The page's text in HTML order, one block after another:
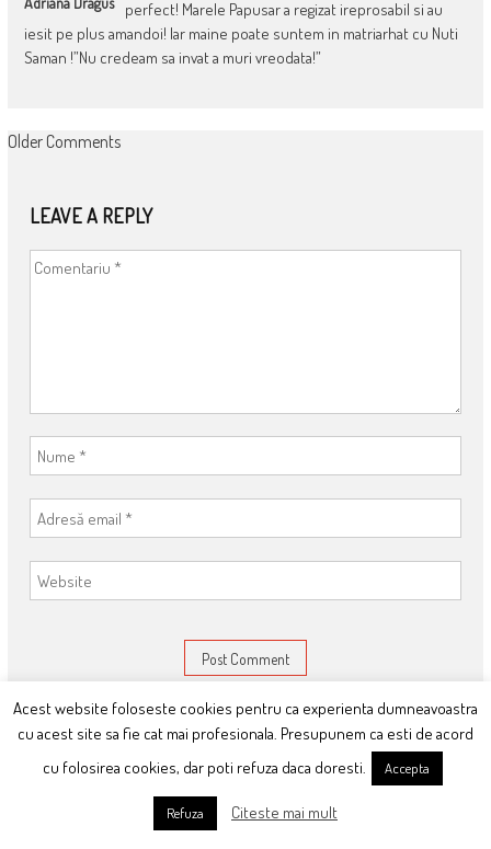
perfect! Marele Papusar a regizat ireprosabil si au
iesit pe plus amandoi! Iar maine poate suntem in matriarhat cu Nuti
Saman !”Nu credeam sa invat a muri vreodata!”
COMMENT
Older Comments
LEAVE A REPLY
This site uses Akismet to reduce spam.Learn how your comment data
is processed.
Acest website foloseste cookies pentru ca experienta dumneavoastra
cu acest site sa fie cat mai profesionala. Presupunem ca esti de acord
cu folosirea cookies, dar poti refuza daca doresti.
Accepta
Refuza Citeste mai mult